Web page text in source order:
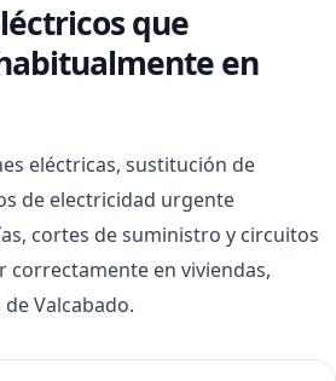
que
en
eléctricas, sustitución de
de electricidad urgente
cortes de suministro y circuitos
correctamente en viviendas,
Valcabado.